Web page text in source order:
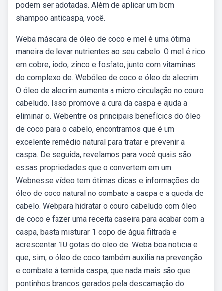
podem ser adotadas. Além de aplicar um bom
shampoo anticaspa, você.
Weba máscara de óleo de coco e mel é uma ótima
maneira de levar nutrientes ao seu cabelo. O mel é rico
em cobre, iodo, zinco e fosfato, junto com vitaminas
do complexo de. Webóleo de coco e óleo de alecrim:
O óleo de alecrim aumenta a micro circulação no couro
cabeludo. Isso promove a cura da caspa e ajuda a
eliminar o. Webentre os principais benefícios do óleo
de coco para o cabelo, encontramos que é um
excelente remédio natural para tratar e prevenir a
caspa. De seguida, revelamos para você quais são
essas propriedades que o convertem em um.
Webnesse vídeo tem ótimas dicas e informações do
óleo de coco natural no combate a caspa e a queda de
cabelo. Webpara hidratar o couro cabeludo com óleo
de coco e fazer uma receita caseira para acabar com a
caspa, basta misturar 1 copo de água filtrada e
acrescentar 10 gotas do óleo de. Weba boa notícia é
que, sim, o óleo de coco também auxilia na prevenção
e combate à temida caspa, que nada mais são que
pontinhos brancos gerados pela descamação do